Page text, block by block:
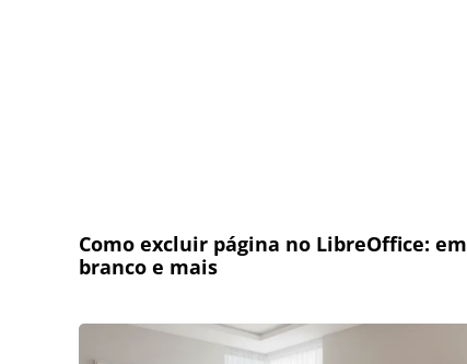
Como excluir página no LibreOffice: em
branco e mais